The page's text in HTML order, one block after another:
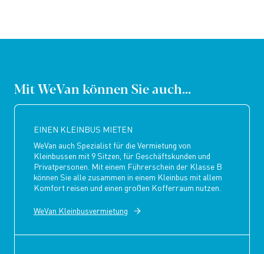
Mit WeVan können Sie auch...
EINEN KLEINBUS MIETEN
WeVan auch Spezialist für die Vermietung von
Kleinbussen mit 9 Sitzen, für Geschäftskunden und
Privatpersonen. Mit einem Führerschein der Klasse B
können Sie alle zusammen in einem Kleinbus mit allem
Komfort reisen und einen großen Kofferraum nutzen.
WeVan Kleinbusvermietung